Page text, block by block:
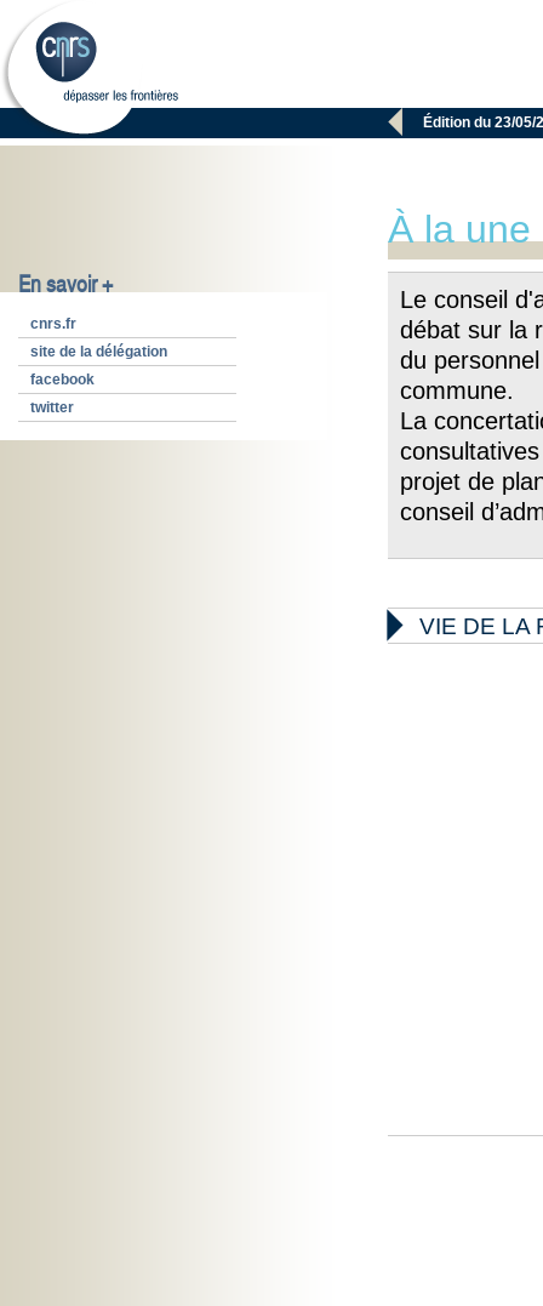
 Édition du 23/05/
En savoir +
cnrs.fr
site de la délégation
facebook
twitter
À la une
Le conseil
débat sur la
du
commune.
La
projet de
conseil
 VIE DE LA